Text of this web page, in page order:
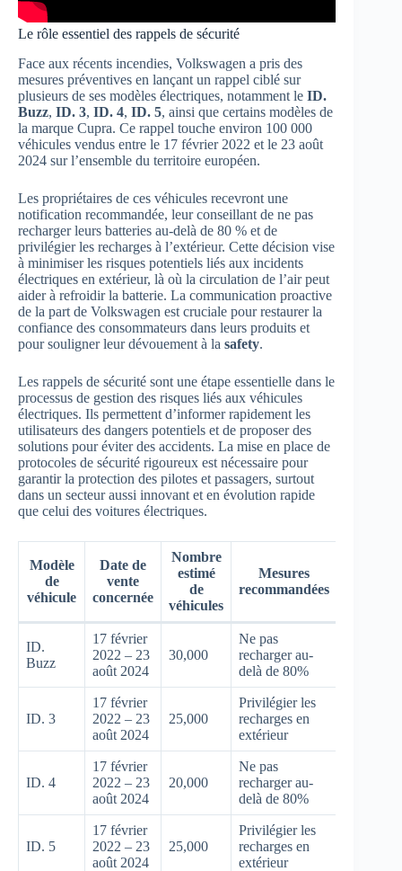
Le rôle essentiel des rappels de sécurité
Face aux récents incendies, Volkswagen a pris des
mesures préventives en lançant un rappel ciblé sur
plusieurs de ses modèles électriques, notamment le ID.
Buzz, ID. 3, ID. 4, ID. 5, ainsi que certains modèles de
la marque Cupra. Ce rappel touche environ 100 000
véhicules vendus entre le 17 février 2022 et le 23 août
2024 sur l’ensemble du territoire européen.
Les propriétaires de ces véhicules recevront une
notification recommandée, leur conseillant de ne pas
recharger leurs batteries au-delà de 80 % et de
privilégier les recharges à l’extérieur. Cette décision vise
à minimiser les risques potentiels liés aux incidents
électriques en extérieur, là où la circulation de l’air peut
aider à refroidir la batterie. La communication proactive
de la part de Volkswagen est cruciale pour restaurer la
confiance des consommateurs dans leurs produits et
pour souligner leur dévouement à la safety.
Les rappels de sécurité sont une étape essentielle dans le
processus de gestion des risques liés aux véhicules
électriques. Ils permettent d’informer rapidement les
utilisateurs des dangers potentiels et de proposer des
solutions pour éviter des accidents. La mise en place de
protocoles de sécurité rigoureux est nécessaire pour
garantir la protection des pilotes et passagers, surtout
dans un secteur aussi innovant et en évolution rapide
que celui des voitures électriques.
Modèle
de
véhicule
Date de
vente
concernée
Nombre
estimé
de
véhicules
Mesures
recommandées
ID.
Buzz
17 février
2022 – 23
août 2024
30,000
Ne pas
recharger au-
delà de 80%
ID. 3
17 février
2022 – 23
août 2024
25,000
Privilégier les
recharges en
extérieur
ID. 4
17 février
2022 – 23
août 2024
20,000
Ne pas
recharger au-
delà de 80%
ID. 5
17 février
2022 – 23
août 2024
25,000
Privilégier les
recharges en
extérieur